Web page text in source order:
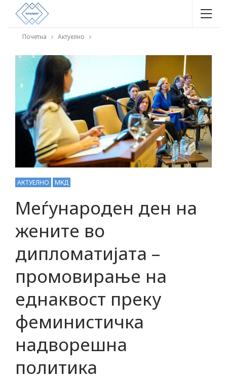
Почетна Актуелно
АКТУЕЛНО МКД
Меѓународен ден на
жените во
дипломатијата –
промовирање на
еднаквост преку
феминистичка
надворешна
политика